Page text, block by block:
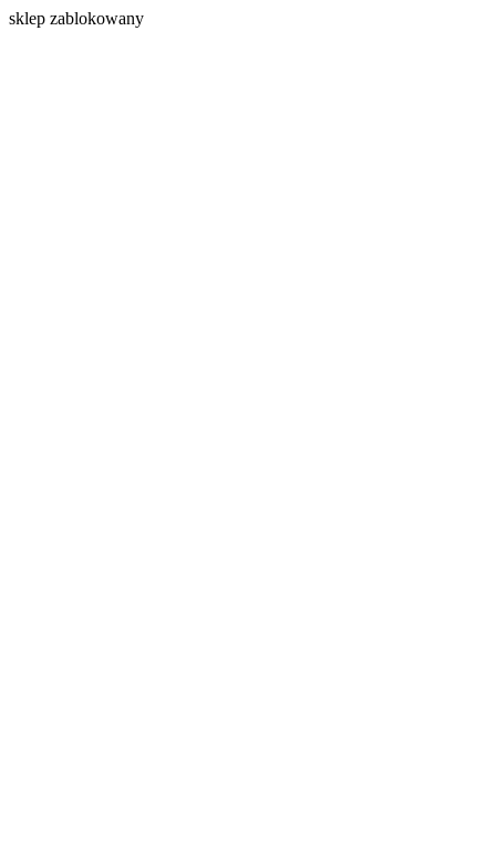
sklep zablokowany